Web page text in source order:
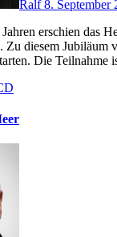
Ralf8. September
diesem Jubiläum
Die Teilnahme